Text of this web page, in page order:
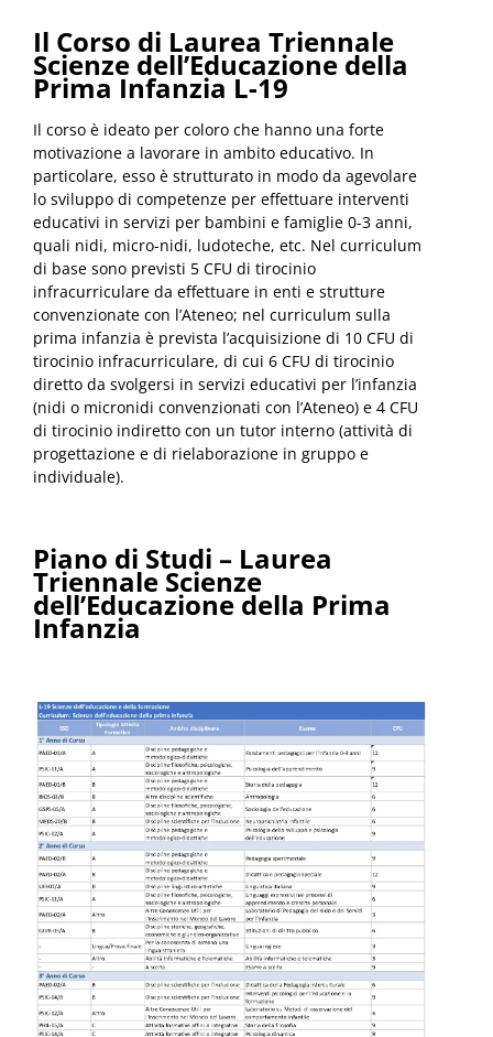
Il Corso di Laurea Triennale
Scienze dell’Educazione della
Prima Infanzia L-19
Il corso è ideato per coloro che hanno una forte
motivazione a lavorare in ambito educativo. In
particolare, esso è strutturato in modo da agevolare
lo sviluppo di competenze per effettuare interventi
educativi in servizi per bambini e famiglie 0-3 anni,
quali nidi, micro-nidi, ludoteche, etc. Nel curriculum
di base sono previsti 5 CFU di tirocinio
infracurriculare da effettuare in enti e strutture
convenzionate con l’Ateneo; nel curriculum sulla
prima infanzia è prevista l’acquisizione di 10 CFU di
tirocinio infracurriculare, di cui 6 CFU di tirocinio
diretto da svolgersi in servizi educativi per l’infanzia
(nidi o micronidi convenzionati con l’Ateneo) e 4 CFU
di tirocinio indiretto con un tutor interno (attività di
progettazione e di rielaborazione in gruppo e
individuale).
Piano di Studi – Laurea
Triennale Scienze
dell’Educazione della Prima
Infanzia